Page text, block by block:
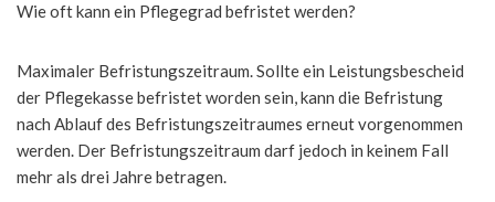
Wie oft kann ein Pflegegrad befristet werden?
Maximaler Befristungszeitraum. Sollte ein Leistungsbescheid
der Pflegekasse befristet worden sein, kann die Befristung
nach Ablauf des Befristungszeitraumes erneut vorgenommen
werden. Der Befristungszeitraum darf jedoch in keinem Fall
mehr als drei Jahre betragen.